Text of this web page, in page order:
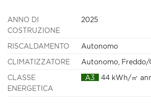
ANNO DI
COSTRUZIONE
2025
RISCALDAMENTO Autonomo
CLIMATIZZATORE Autonomo, Freddo/
CLASSE
ENERGETICA
A3 44 kWh/㎡